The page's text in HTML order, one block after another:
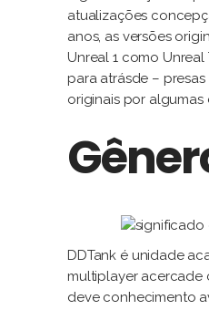
atualizações
anos, as versões
Unreal 1 como
para atrásde –
originais por algumas
DDTank é unidade
multiplayer acercade
deve conhecimento